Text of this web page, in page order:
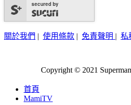
secured by
關於我們 | 使用條款 | 免責聲明 | 私
Copyright © 2021
首頁
MamiTV